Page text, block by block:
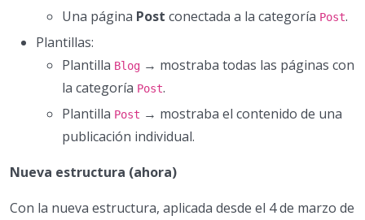
Una página Post conectada a la categoría Post.
Plantillas:
Plantilla Blog → mostraba todas las páginas con
la categoría Post.
Plantilla Post → mostraba el contenido de una
publicación individual.
Nueva estructura (ahora)
Con la nueva estructura, aplicada desde el 4 de marzo de